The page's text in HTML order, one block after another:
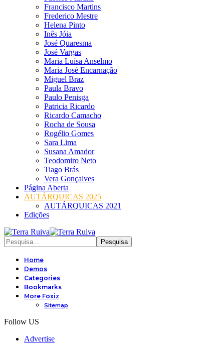
Francisco Martins
Frederico Mestre
Helena Pinto
Inês Jóia
José Quaresma
José Vargas
Maria Luísa Anselmo
Maria José Encarnação
Miguel Braz
Paula Bravo
Paulo Penisga
Patricia Ricardo
Ricardo Camacho
Rocha de Sousa
Rogélio Gomes
Sara Lima
Susana Amador
Teodomiro Neto
Tiago Brás
Vera Gonçalves
Página Aberta
AUTÁRQUICAS 2025
AUTÁRQUICAS 2021
Edições
Home
Demos
Categories
Bookmarks
More Foxiz
Sitemap
Follow US
Advertise